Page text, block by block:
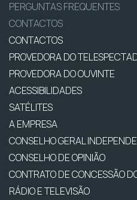
PERGUNTAS FREQUENTES
CONTACTOS
CONTACTOS
PROVEDORA DO
PROVEDORA DO OUVINTE
ACESSIBILIDADES
SATÉLITES
A EMPRESA
CONSELHO GERAL
CONSELHO DE OPINIÃO
CONTRATO DE CONCESSÃO
RÁDIO E TELEVISÃO